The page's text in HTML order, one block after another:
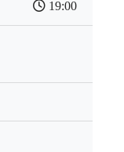
19:00